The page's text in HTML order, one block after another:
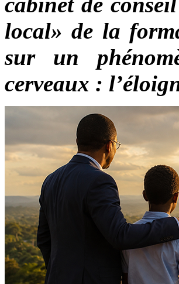
local» de la
sur un
cerveaux :